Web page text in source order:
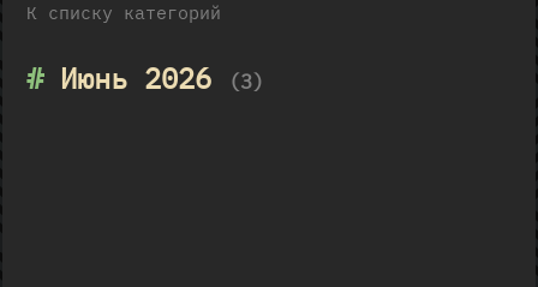
К списку категорий
#Июнь 2026 (3)